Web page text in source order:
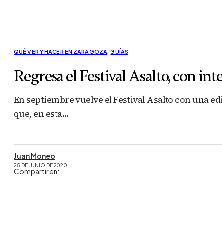
QUÉ VER Y HACER EN ZARAGOZA, GUÍAS
Regresa el Festival Asalto, con
En septiembre vuelve el Festival Asalto con una
que, en esta…
Juan Moneo
25 DE JUNIO DE 2020
Compartir en: